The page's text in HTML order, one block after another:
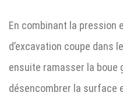
En combinant la pression
d’excavation coupe dans
ensuite ramasser la boue
désencombrer la surface